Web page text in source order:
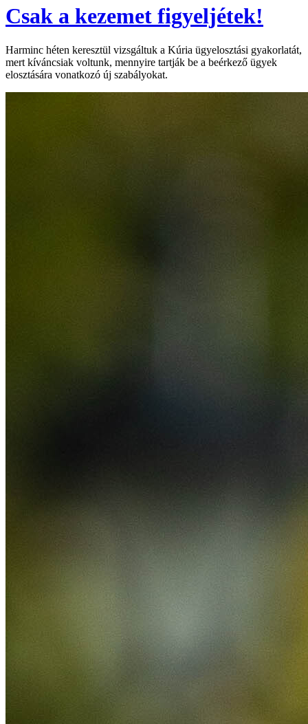
Csak a kezemet figyeljétek!
Harminc héten keresztül vizsgáltuk a Kúria ügyelosztási gyakorlatát,
mert kíváncsiak voltunk, mennyire tartják be a beérkező ügyek
elosztására vonatkozó új szabályokat.